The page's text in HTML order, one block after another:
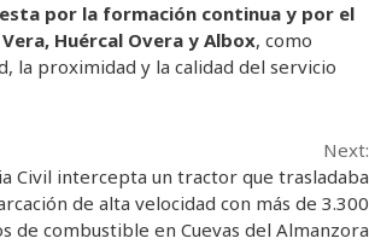
por la formación continua y por el
Huércal Overa y Albox, como
la proximidad y la calidad del servicio
Next:
Civil intercepta un tractor que trasladaba
de alta velocidad con más de 3.300
de combustible en Cuevas del Almanzora